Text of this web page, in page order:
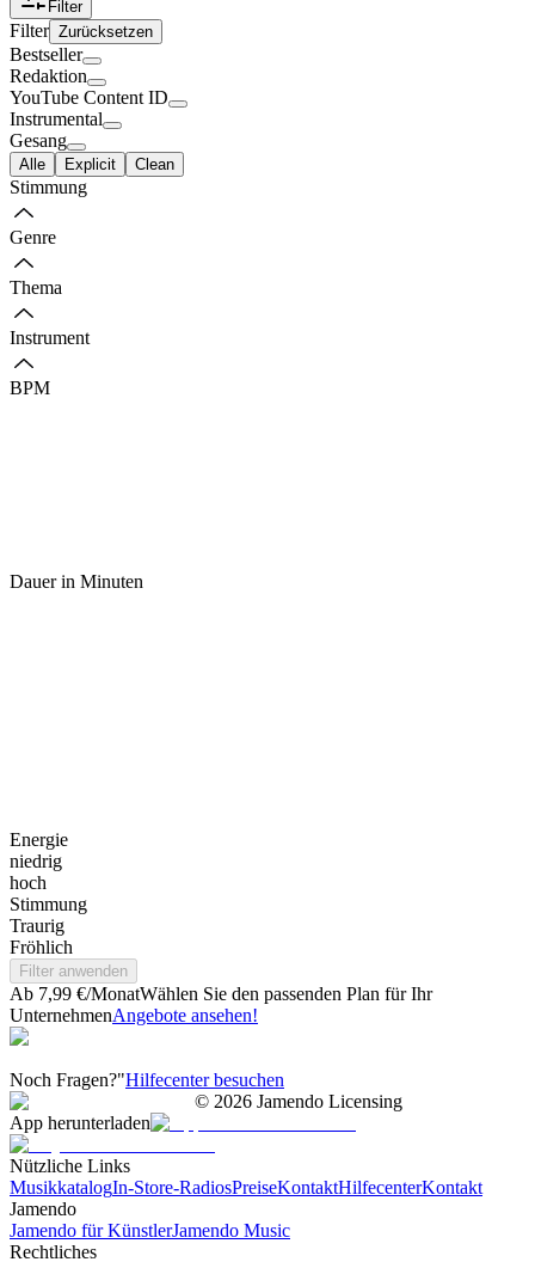
Filter
Filter Zurücksetzen
Bestseller
Redaktion
YouTube Content ID
Instrumental
Gesang
Alle Explicit Clean
Stimmung
Genre
Thema
Instrument
BPM
Dauer in Minuten
Energie
niedrig
hoch
Stimmung
Traurig
Fröhlich
Filter anwenden
Ab 7,99 €/MonatWählen Sie den passenden Plan für Ihr
UnternehmenAngebote ansehen!
Noch Fragen?"Hilfecenter besuchen
© 2026 Jamendo Licensing
App herunterladen
Nützliche Links
MusikkatalogIn-Store-RadiosPreiseKontaktHilfecenterKontakt
Jamendo
Jamendo für KünstlerJamendo Music
Rechtliches